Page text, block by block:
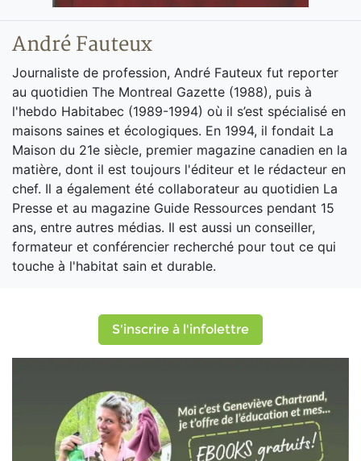
André Fauteux
Journaliste de profession, André Fauteux fut reporter
au quotidien The Montreal Gazette (1988), puis à
l'hebdo Habitabec (1989-1994) où il s’est spécialisé en
maisons saines et écologiques. En 1994, il fondait La
Maison du 21e siècle, premier magazine canadien en la
matière, dont il est toujours l'éditeur et le rédacteur en
chef. Il a également été collaborateur au quotidien La
Presse et au magazine Guide Ressources pendant 15
ans, entre autres médias. Il est aussi un conseiller,
formateur et conférencier recherché pour tout ce qui
touche à l'habitat sain et durable.
S'inscrire à l'infolettre